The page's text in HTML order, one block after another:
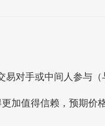
对手或中间人参与（
加值得信赖，预期价